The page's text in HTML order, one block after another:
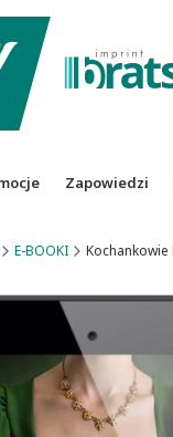
Zapowiedzi
E-BOOKI Kochankowie